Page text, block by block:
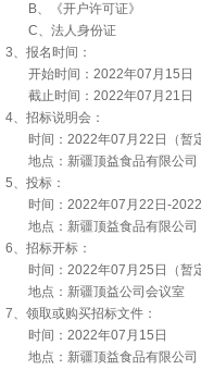
B、《开户许可证》
C、法人身份证
3、报名时间：
开始时间：2022年07月15日
截止时间：2022年07月21日
4、招标说明会：
时间：2022年07月22日（暂
地点：新疆顶益食品有限公司
5、投标：
时间：2022年07月22日-2022
地点：新疆顶益食品有限公司
6、招标开标：
时间：2022年07月25日（暂
地点：新疆顶益公司会议室
7、领取或购买招标文件：
时间：2022年07月15日
地点：新疆顶益食品有限公司